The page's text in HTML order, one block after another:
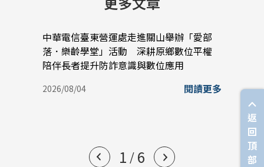
中華電信臺東營運處走進關山舉辦「愛部
落．樂齡學堂」活動 深耕原鄉數位平權
陪伴長者提升防詐意識與數位應用
2026/08/04 閱讀更多 2026/
1 / 6
返
回
頂
部